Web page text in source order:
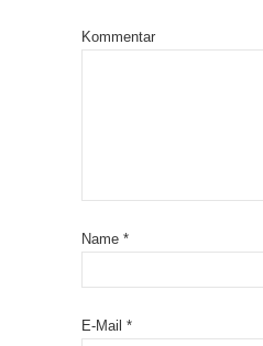
Kommentar
Name *
E-Mail *